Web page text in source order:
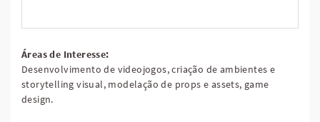
Áreas de Interesse:
Desenvolvimento de videojogos, criação de ambientes e
storytelling visual, modelação de props e assets, game
design.